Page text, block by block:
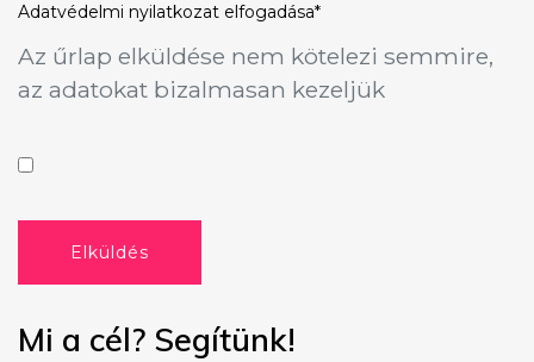
Adatvédelmi nyilatkozat elfogadása*
Az űrlap elküldése nem kötelezi semmire,
az adatokat bizalmasan kezeljük
Elküldés
Mi a cél? Segítünk!